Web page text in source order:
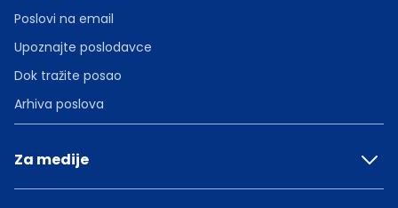
Poslovi na email
Upoznajte poslodavce
Dok tražite posao
Arhiva poslova
Za medije